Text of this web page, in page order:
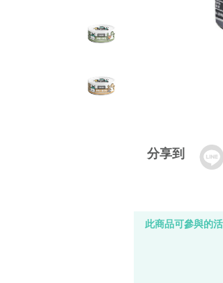
分享到 Line
此商品可參與的